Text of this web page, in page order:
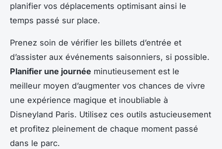
planifier vos déplacements optimisant ainsi le
temps passé sur place.
Prenez soin de vérifier les billets d’entrée et
d’assister aux événements saisonniers, si possible.
Planifier une journée minutieusement est le
meilleur moyen d’augmenter vos chances de vivre
une expérience magique et inoubliable à
Disneyland Paris. Utilisez ces outils astucieusement
et profitez pleinement de chaque moment passé
dans le parc.